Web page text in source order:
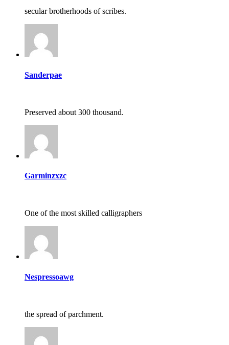
secular brotherhoods of scribes.
Sanderpae
Preserved about 300 thousand.
Garminzxzc
One of the most skilled calligraphers
Nespressoawg
the spread of parchment.